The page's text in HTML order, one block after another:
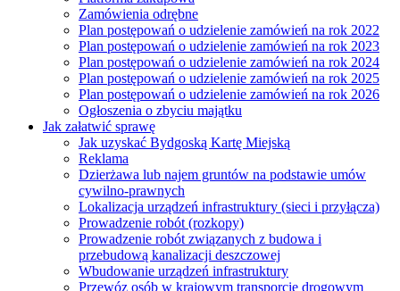
Zamówienia odrębne
Plan postępowań o udzielenie zamówień na rok 2022
Plan postępowań o udzielenie zamówień na rok 2023
Plan postępowań o udzielenie zamówień na rok 2024
Plan postępowań o udzielenie zamówień na rok 2025
Plan postępowań o udzielenie zamówień na rok 2026
Ogłoszenia o zbyciu majątku
Jak załatwić sprawę
Jak uzyskać Bydgoską Kartę Miejską
Reklama
Dzierżawa lub najem gruntów na podstawie umów
cywilno-prawnych
Lokalizacja urządzeń infrastruktury (sieci i przyłącza)
Prowadzenie robót (rozkopy)
Prowadzenie robót związanych z budowa i
przebudową kanalizacji deszczowej
Wbudowanie urządzeń infrastruktury
Przewóz osób w krajowym transporcie drogowym